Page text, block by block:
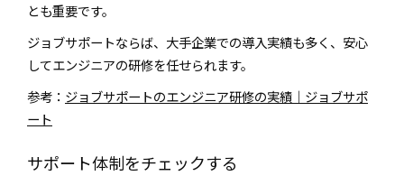
とも重要です。
ジョブサポートならば、大手企業での導入実績も多く、安心
してエンジニアの研修を任せられます。
参考： ジョブサポートのエンジニア研修の実績｜ジョブサポ
ート
サポート体制をチェックする